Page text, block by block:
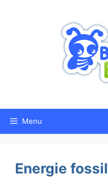
Menu
Energie